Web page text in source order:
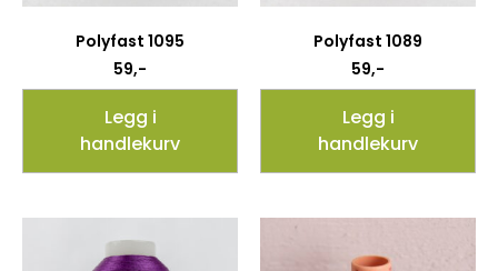
Polyfast 1095
59,-
Legg i
handlekurv
Polyfast 1089
59,-
Legg i
handlekurv